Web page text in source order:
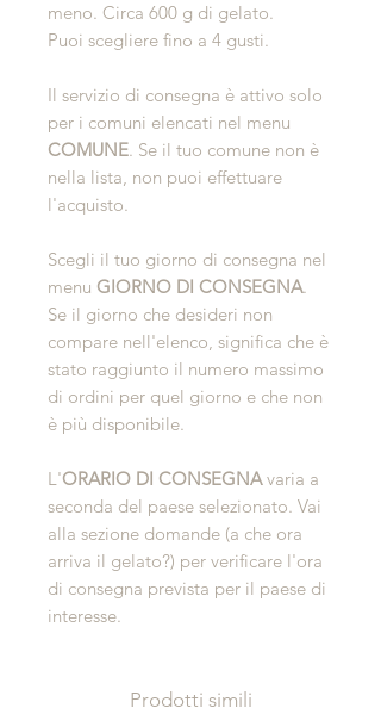
meno. Circa 600 g di gelato.
Puoi scegliere fino a 4 gusti.
Il servizio di consegna è attivo solo
per i comuni elencati nel menu
COMUNE. Se il tuo comune non è
nella lista, non puoi effettuare
l'acquisto.
Scegli il tuo giorno di consegna nel
menu GIORNO DI CONSEGNA.
Se il giorno che desideri non
compare nell'elenco, significa che è
stato raggiunto il numero massimo
di ordini per quel giorno e che non
è più disponibile.
L'ORARIO DI CONSEGNAvaria a
seconda del paese selezionato. Vai
alla sezione domande (a che ora
arriva il gelato?) per verificare l'ora
di consegna prevista per il paese di
interesse.
Prodotti simili